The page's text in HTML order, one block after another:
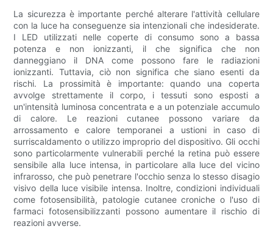
La sicurezza è importante perché alterare l'attività cellulare
con la luce ha conseguenze sia intenzionali che indesiderate.
I LED utilizzati nelle coperte di consumo sono a bassa
potenza e non ionizzanti, il che significa che non
danneggiano il DNA come possono fare le radiazioni
ionizzanti. Tuttavia, ciò non significa che siano esenti da
rischi. La prossimità è importante: quando una coperta
avvolge strettamente il corpo, i tessuti sono esposti a
un'intensità luminosa concentrata e a un potenziale accumulo
di calore. Le reazioni cutanee possono variare da
arrossamento e calore temporanei a ustioni in caso di
surriscaldamento o utilizzo improprio del dispositivo. Gli occhi
sono particolarmente vulnerabili perché la retina può essere
sensibile alla luce intensa, in particolare alla luce del vicino
infrarosso, che può penetrare l'occhio senza lo stesso disagio
visivo della luce visibile intensa. Inoltre, condizioni individuali
come fotosensibilità, patologie cutanee croniche o l'uso di
farmaci fotosensibilizzanti possono aumentare il rischio di
reazioni avverse.